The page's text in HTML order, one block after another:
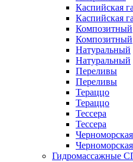
Каспийская
Каспийская
Композитный
Композитный
Натуральный
Натуральный
Переливы
Переливы
Тераццо
Тераццо
Тессера
Тессера
Гидромассажные